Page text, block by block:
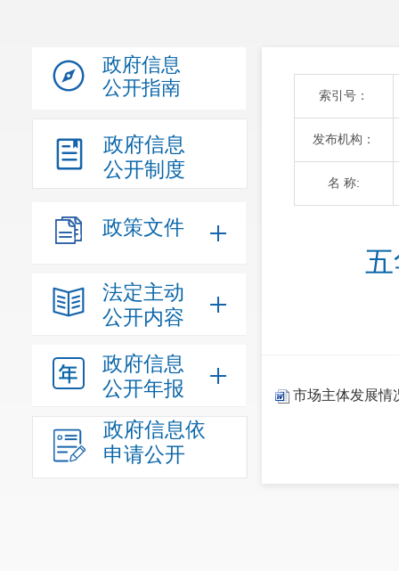
政府信息
公开指南
政府信息
公开制度
政策文件
法定主动
公开内容
政府信息
公开年报
政府信息依
申请公开
索引号：
发布机构：
名 称:
市场主体发展情